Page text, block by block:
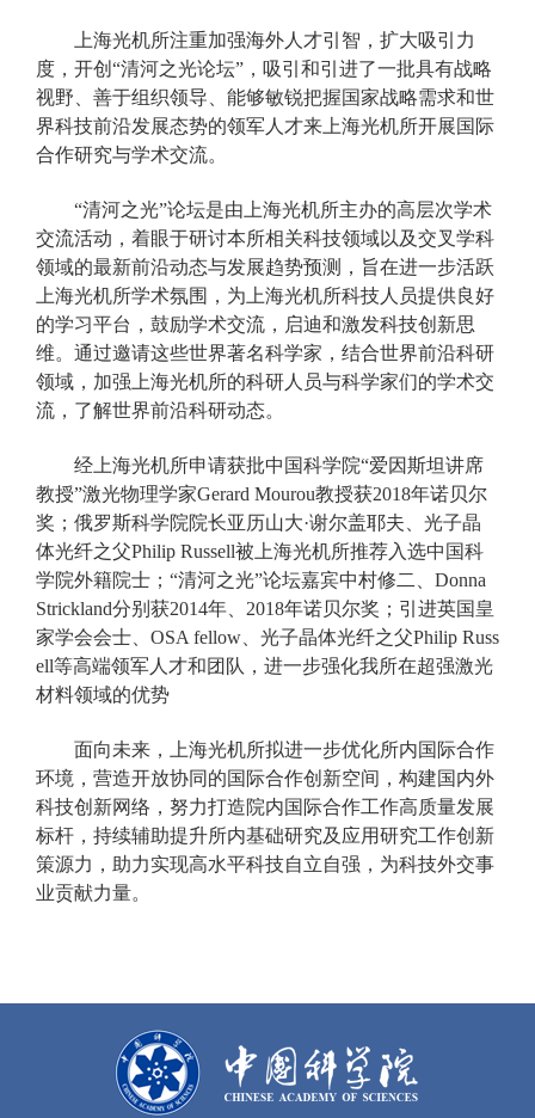
上海光机所注重加强海外人才引智，扩大吸引力
度，开创“清河之光论坛”，吸引和引进了一批具有战略
视野、善于组织领导、能够敏锐把握国家战略需求和世
界科技前沿发展态势的领军人才来上海光机所开展国际
合作研究与学术交流。
“清河之光”论坛是由上海光机所主办的高层次学术
交流活动，着眼于研讨本所相关科技领域以及交叉学科
领域的最新前沿动态与发展趋势预测，旨在进一步活跃
上海光机所学术氛围，为上海光机所科技人员提供良好
的学习平台，鼓励学术交流，启迪和激发科技创新思
维。通过邀请这些世界著名科学家，结合世界前沿科研
领域，加强上海光机所的科研人员与科学家们的学术交
流，了解世界前沿科研动态。
经上海光机所申请获批中国科学院“爱因斯坦讲席
教授”激光物理学家Gerard Mourou教授获2018年诺贝尔
奖；俄罗斯科学院院长亚历山大·谢尔盖耶夫、光子晶
体光纤之父Philip Russell被上海光机所推荐入选中国科
学院外籍院士；“清河之光”论坛嘉宾中村修二、Donna
Strickland分别获2014年、2018年诺贝尔奖；引进英国皇
家学会会士、OSA fellow、光子晶体光纤之父Philip Russ
ell等高端领军人才和团队，进一步强化我所在超强激光
材料领域的优势
面向未来，上海光机所拟进一步优化所内国际合作
环境，营造开放协同的国际合作创新空间，构建国内外
科技创新网络，努力打造院内国际合作工作高质量发展
标杆，持续辅助提升所内基础研究及应用研究工作创新
策源力，助力实现高水平科技自立自强，为科技外交事
业贡献力量。